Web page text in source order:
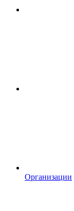
Организации